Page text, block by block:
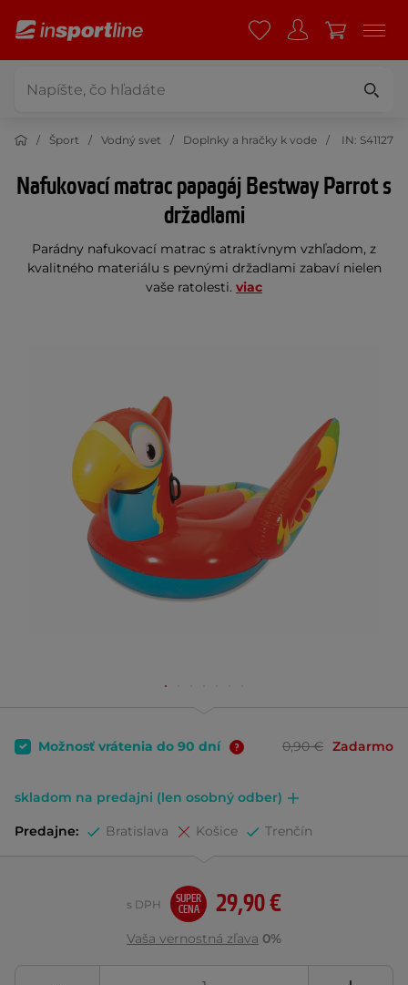
Šport Vodný svet Doplnky a hračky k vode IN: S41127
Nafukovací matrac papagáj Bestway Parrot s
držadlami
Parádny nafukovací matrac s atraktívnym vzhľadom, z
kvalitného materiálu s pevnými držadlami zabaví nielen
vaše ratolesti. viac
Možnosť vrátenia do 90 dní 0,90 € Zadarmo
skladom na predajni (len osobný odber)
Predajne: Bratislava Košice Trenčín
29,90 €
s DPH
SUPER
CENA
Vaša vernostná zľava 0%